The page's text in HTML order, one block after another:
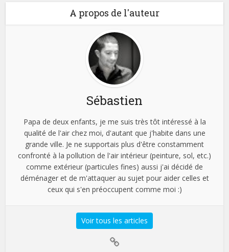
A propos de l'auteur
Sébastien
Papa de deux enfants, je me suis très tôt intéressé à la
qualité de l'air chez moi, d'autant que j'habite dans une
grande ville. Je ne supportais plus d'être constamment
confronté à la pollution de l'air intérieur (peinture, sol, etc.)
comme extérieur (particules fines) aussi j'ai décidé de
déménager et de m'attaquer au sujet pour aider celles et
ceux qui s'en préoccupent comme moi :)
Voir tous les articles